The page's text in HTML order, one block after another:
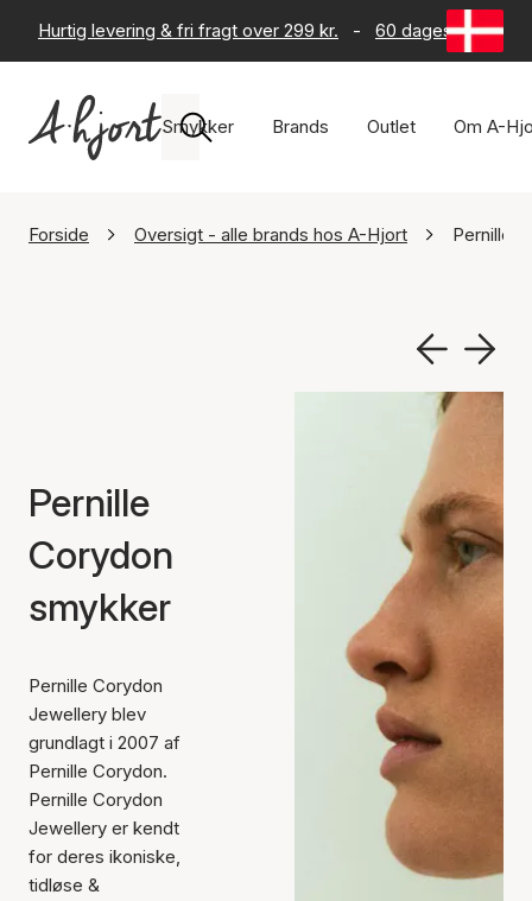
Hurtig levering & fri fragt over 299 kr. - 60 dages returret
Smykker Brands Outlet Om A-
Forside Oversigt - alle brands hos A-Hjort Pernille
Pernille
Corydon
smykker
Pernille Corydon
Jewellery blev
grundlagt i 2007 af
Pernille Corydon.
Pernille Corydon
Jewellery er kendt
for deres ikoniske,
tidløse &